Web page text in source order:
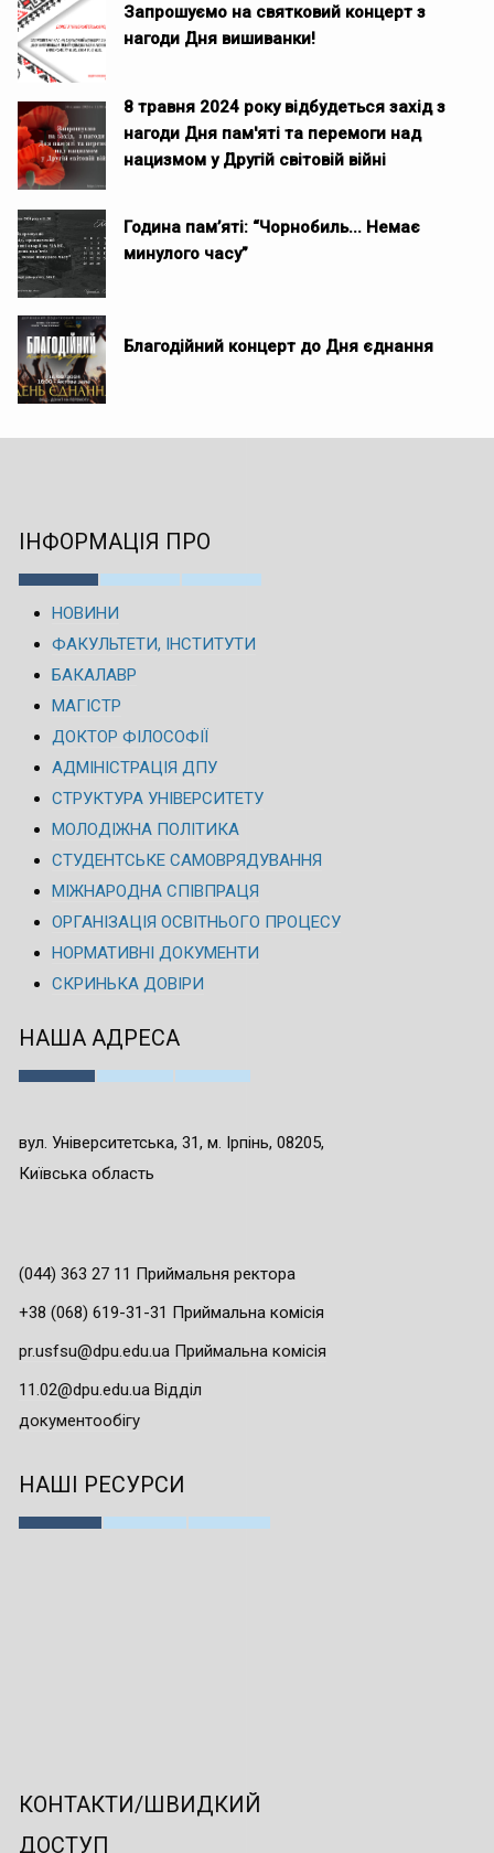
Запрошуємо на святковий концерт з
нагоди Дня вишиванки!
8 травня 2024 року відбудеться захід з
нагоди Дня пам'яті та перемоги над
нацизмом у Другій світовій війні
Година памʼяті: “Чорнобиль... Немає
минулого часу”
Благодійний концерт до Дня єднання
ІНФОРМАЦІЯ ПРО
НОВИНИ
ФАКУЛЬТЕТИ, ІНСТИТУТИ
БАКАЛАВР
МАГІСТР
ДОКТОР ФІЛОСОФІЇ
АДМІНІСТРАЦІЯ ДПУ
СТРУКТУРА УНІВЕРСИТЕТУ
МОЛОДІЖНА ПОЛІТИКА
СТУДЕНТСЬКЕ САМОВРЯДУВАННЯ
МІЖНАРОДНА СПІВПРАЦЯ
ОРГАНІЗАЦІЯ ОСВІТНЬОГО ПРОЦЕСУ
НОРМАТИВНІ ДОКУМЕНТИ
СКРИНЬКА ДОВІРИ
НАША АДРЕСА
вул. Університетська, 31, м. Ірпінь, 08205,
Київська область
(044) 363 27 11 Приймальня ректора
+38 (068) 619-31-31 Приймальна комісія
pr.usfsu@dpu.edu.ua Приймальна комісія
11.02@dpu.edu.ua Відділ
документообігу
НАШІ РЕСУРСИ
КОНТАКТИ/ШВИДКИЙ
ДОСТУП